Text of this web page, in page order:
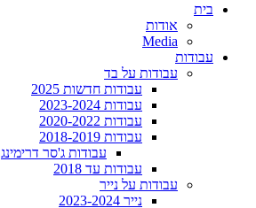
בית
אודות
Media
עבודות
עבודות על בד
עבודות חדשות 2025
עבודות 2023-2024
עבודות 2020-2022
עבודות 2018-2019
עבודות ג'סר דרימינג
עבודות עד 2018
עבודות על נייר
נייר 2023-2024